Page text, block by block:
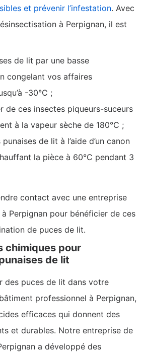
et prévenir l’infestation. Avec
à Perpignan, il est
de lit par une basse
congelant vos affaires
-30°C ;
de ces insectes piqueurs-suceurs
à la vapeur sèche de 180°C ;
de lit à l’aide d’un canon
la pièce à 60°C pendant 3
contact avec une entreprise
Perpignan pour bénéficier de ces
de puces de lit.
chimiques pour
de lit
des puces de lit dans votre
professionnel à Perpignan,
efficaces qui donnent des
et durables. Notre entreprise de
a développé des